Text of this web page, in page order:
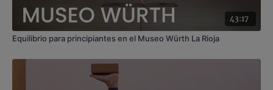
43:17
Equilibrio para principiantes en el Museo Würth La Rioja